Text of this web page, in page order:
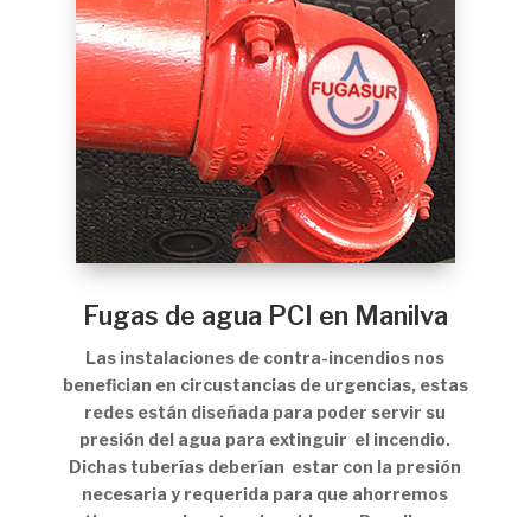
Fugas de agua PCI en Manilva
Las instalaciones de contra-incendios nos
benefician en circustancias de urgencias, estas
redes están diseñada para poder servir su
presión del agua para extinguir el incendio.
Dichas tuberías deberían estar con la presión
necesaria y requerida para que ahorremos